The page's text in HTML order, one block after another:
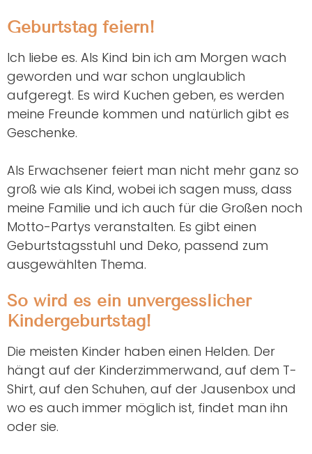
Geburtstag feiern!
Ich liebe es. Als Kind bin ich am Morgen wach
geworden und war schon unglaublich
aufgeregt. Es wird Kuchen geben, es werden
meine Freunde kommen und natürlich gibt es
Geschenke.
Als Erwachsener feiert man nicht mehr ganz so
groß wie als Kind, wobei ich sagen muss, dass
meine Familie und ich auch für die Großen noch
Motto-Partys veranstalten. Es gibt einen
Geburtstagsstuhl und Deko, passend zum
ausgewählten Thema.
So wird es ein unvergesslicher
Kindergeburtstag!
Die meisten Kinder haben einen Helden. Der
hängt auf der Kinderzimmerwand, auf dem T-
Shirt, auf den Schuhen, auf der Jausenbox und
wo es auch immer möglich ist, findet man ihn
oder sie.